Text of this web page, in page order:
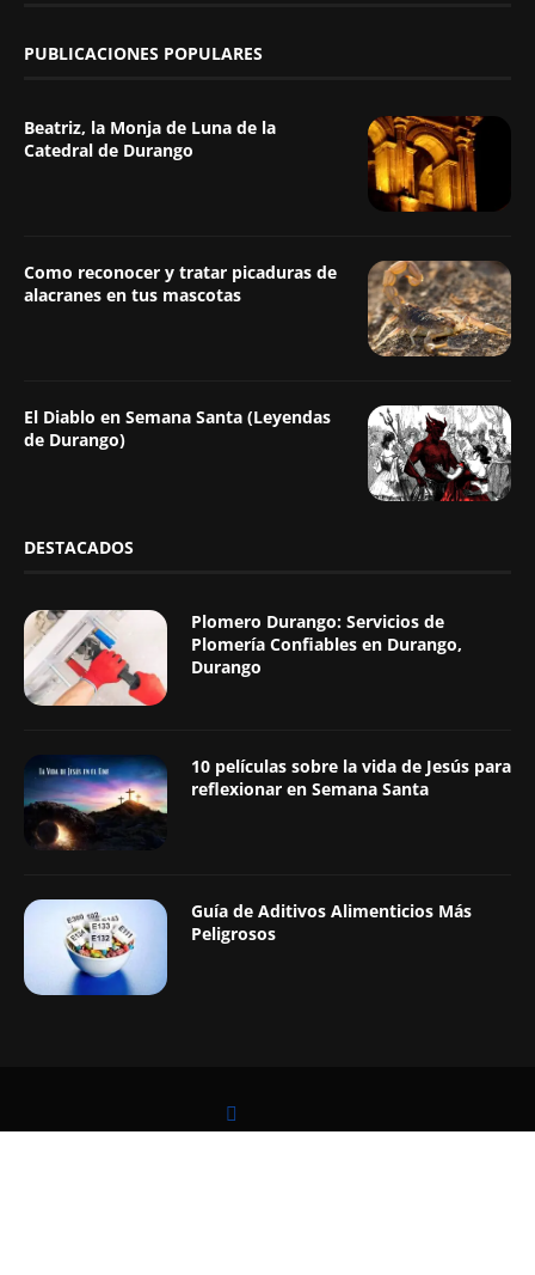
PUBLICACIONES POPULARES
Beatriz, la Monja de Luna de la
Catedral de Durango
Como reconocer y tratar picaduras de
alacranes en tus mascotas
El Diablo en Semana Santa (Leyendas
de Durango)
DESTACADOS
Plomero Durango: Servicios de
Plomería Confiables en Durango,
Durango
10 películas sobre la vida de Jesús para
reflexionar en Semana Santa
Guía de Aditivos Alimenticios Más
Peligrosos